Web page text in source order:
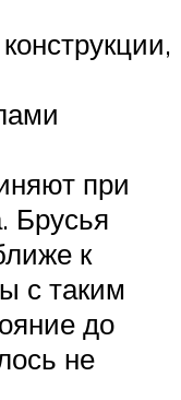
при
Брусья
к
с таким
до
не